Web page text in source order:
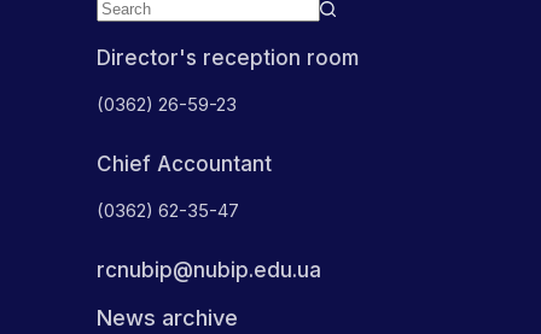
Director's reception room
(0362) 26-59-23
Chief Accountant
(0362) 62-35-47
rcnubip@nubip.edu.ua
News archive